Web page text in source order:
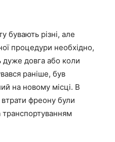
бувають різні, але
процедури необхідно,
дуже довга або коли
раніше, був
на новому місці. В
фреону були